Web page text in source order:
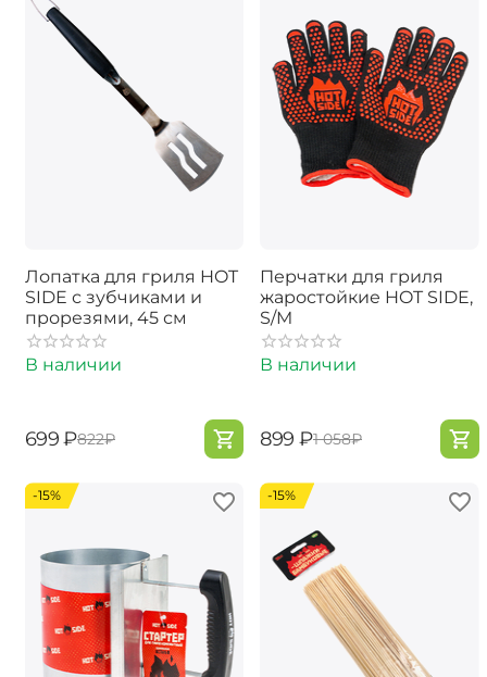
Лопатка для гриля HOT
SIDE с зубчиками и
прорезями, 45 см
В наличии
‍699‍ ₽‍822‍₽
Перчатки для гриля
жаростойкие HOT SIDE,
S/M
В наличии
‍899‍ ₽‍1 058‍₽
-15% -15%